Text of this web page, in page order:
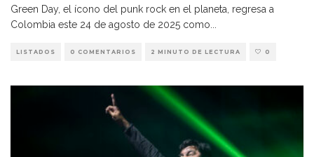
Green Day, el ícono del punk rock en el planeta, regresa a
Colombia este 24 de agosto de 2025 como
LISTADOS 0 COMENTARIOS 2 MINUTO DE LECTURA 0